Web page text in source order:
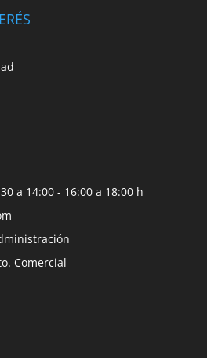
a 14:00 - 16:00 a 18:00 h
Comercial